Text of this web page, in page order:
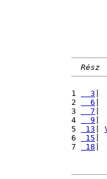
Rész
1
  3
2
  6
3
  7
4
  9
5
13
6
15
7
18